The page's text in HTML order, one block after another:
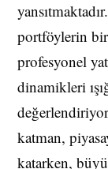
portföylerin bir
profesyonel
dinamikleri
katman,
katarken,